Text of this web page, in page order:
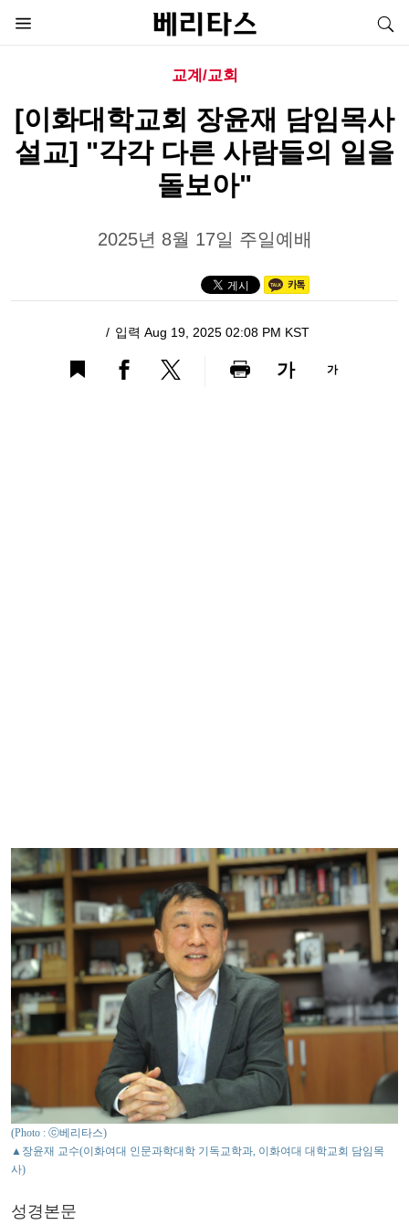
교계/교회
[이화대학교회 장윤재 담임목사
설교] "각각 다른 사람들의 일을
돌보아"
2025년 8월 17일 주일예배
입력 Aug 19, 2025 02:08 PM KST
가 가
(Photo : ⓒ베리타스)
▲장윤재 교수(이화여대 인문과학대학 기독교학과, 이화여대 대학교회 담임목
사)
성경본문